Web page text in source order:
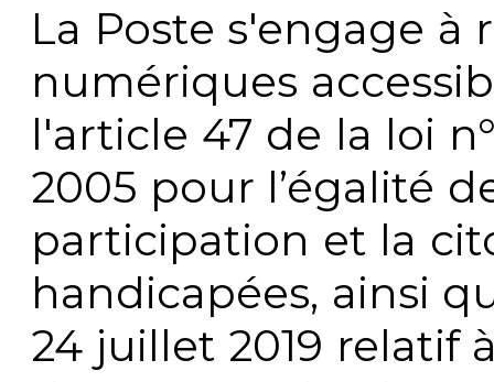
La Poste s'engage à
numériques
l'article 47 de la loi
2005 pour l’égalité
participation et la
handicapées, ainsi
24 juillet 2019 relatif